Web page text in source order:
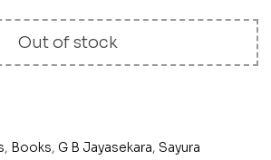
Out of stock
, Books, G B Jayasekara, Sayura